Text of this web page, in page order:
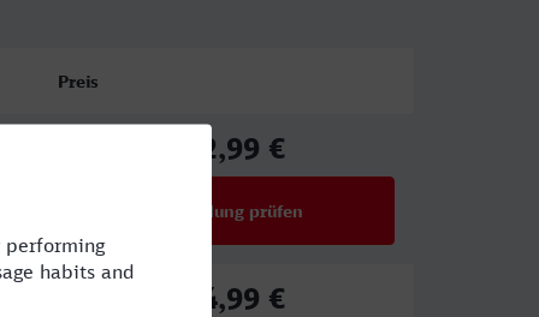
Preis
92,99 €
Verbindung prüfen
54,99 €